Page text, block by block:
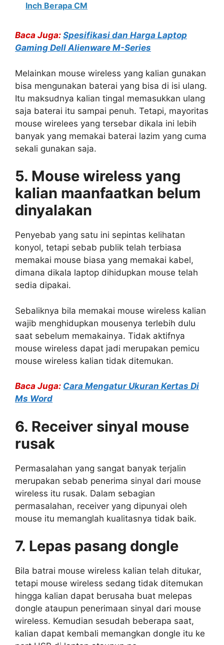
Inch Berapa CM
Baca Juga: Spesifikasi dan Harga Laptop
Gaming Dell Alienware M-Series
Melainkan mouse wireless yang kalian gunakan
bisa mengunakan baterai yang bisa di isi ulang.
Itu maksudnya kalian tingal memasukkan ulang
saja baterai itu sampai penuh. Tetapi, mayoritas
mouse wirelees yang tersebar dikala ini lebih
banyak yang memakai baterai lazim yang cuma
sekali gunakan saja.
5. Mouse wireless yang
kalian maanfaatkan belum
dinyalakan
Penyebab yang satu ini sepintas kelihatan
konyol, tetapi sebab publik telah terbiasa
memakai mouse biasa yang memakai kabel,
dimana dikala laptop dihidupkan mouse telah
sedia dipakai.
Sebaliknya bila memakai mouse wireless kalian
wajib menghidupkan mousenya terlebih dulu
saat sebelum memakainya. Tidak aktifnya
mouse wireless dapat jadi merupakan pemicu
mouse wireless kalian tidak ditemukan.
Baca Juga: Cara Mengatur Ukuran Kertas Di
Ms Word
6. Receiver sinyal mouse
rusak
Permasalahan yang sangat banyak terjalin
merupakan sebab penerima sinyal dari mouse
wireless itu rusak. Dalam sebagian
permasalahan, receiver yang dipunyai oleh
mouse itu memanglah kualitasnya tidak baik.
7. Lepas pasang dongle
Bila batrai mouse wireless kalian telah ditukar,
tetapi mouse wireless sedang tidak ditemukan
hingga kalian dapat berusaha buat melepas
dongle ataupun penerimaan sinyal dari mouse
wireless. Kemudian sesudah beberapa saat,
kalian dapat kembali memangkan dongle itu ke